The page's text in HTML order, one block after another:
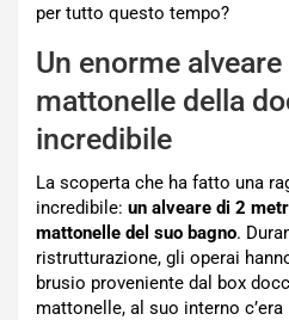
per tutto questo tempo?
Un enorme
mattonelle della
incredibile
La scoperta che ha fatto una
incredibile: un alveare di 2
mattonelle del suo bagno.
ristrutturazione, gli operai
brusio proveniente dal box
mattonelle, al suo interno